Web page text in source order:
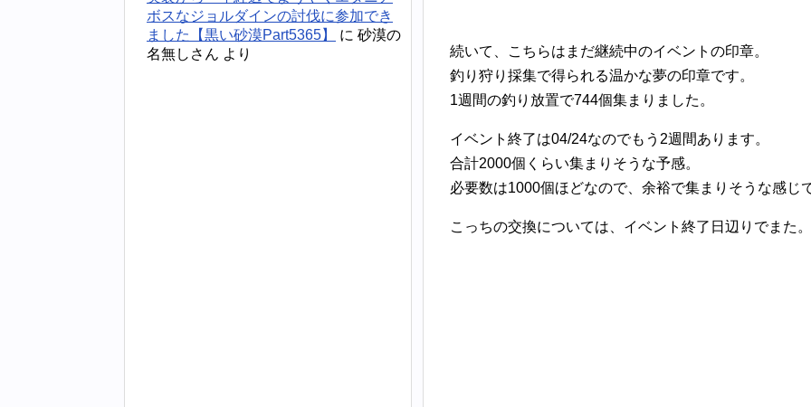
続いて、こちらはまだ継続中のイベントの印章。
釣り狩り採集で得られる温かな夢の印章です。
1週間の釣り放置で744個集まりました。
イベント終了は04/24なのでもう2週間あります。
合計2000個くらい集まりそうな予感。
必要数は1000個ほどなので、余裕で集まりそうな感じ
こっちの交換については、イベント終了日辺りでまた。
ボスなジョルダインの討伐に参加でき
ました【黒い砂漠Part5365】
に 砂漠の
名無しさん より